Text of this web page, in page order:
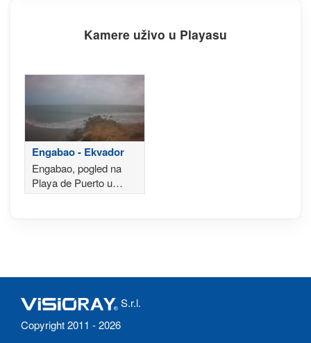
Kamere uživo u Playasu
Engabao - Ekvador
Engabao, pogled na
Playa de Puerto u
Ekvadoru
S.r.l.
Copyright 2011 - 2026